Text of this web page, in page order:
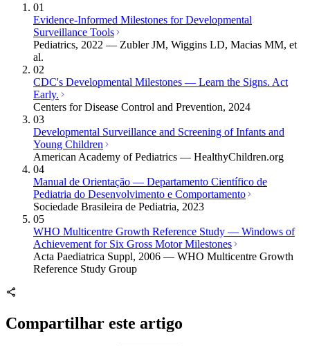
01
Evidence-Informed Milestones for Developmental
Surveillance Tools
Pediatrics, 2022 — Zubler JM, Wiggins LD, Macias MM, et
al.
02
CDC's Developmental Milestones — Learn the Signs. Act
Early.
Centers for Disease Control and Prevention, 2024
03
Developmental Surveillance and Screening of Infants and
Young Children
American Academy of Pediatrics — HealthyChildren.org
04
Manual de Orientação — Departamento Científico de
Pediatria do Desenvolvimento e Comportamento
Sociedade Brasileira de Pediatria, 2023
05
WHO Multicentre Growth Reference Study — Windows of
Achievement for Six Gross Motor Milestones
Acta Paediatrica Suppl, 2006 — WHO Multicentre Growth
Reference Study Group
Compartilhar este artigo